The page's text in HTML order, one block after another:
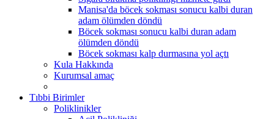
Manisa'da böcek sokması sonucu kalbi duran
adam ölümden döndü
Böcek sokması sonucu kalbi duran adam
ölümden döndü
Böcek sokması kalp durmasına yol açtı
Kula Hakkında
Kurumsal amaç
Tıbbi Birimler
Poliklinikler